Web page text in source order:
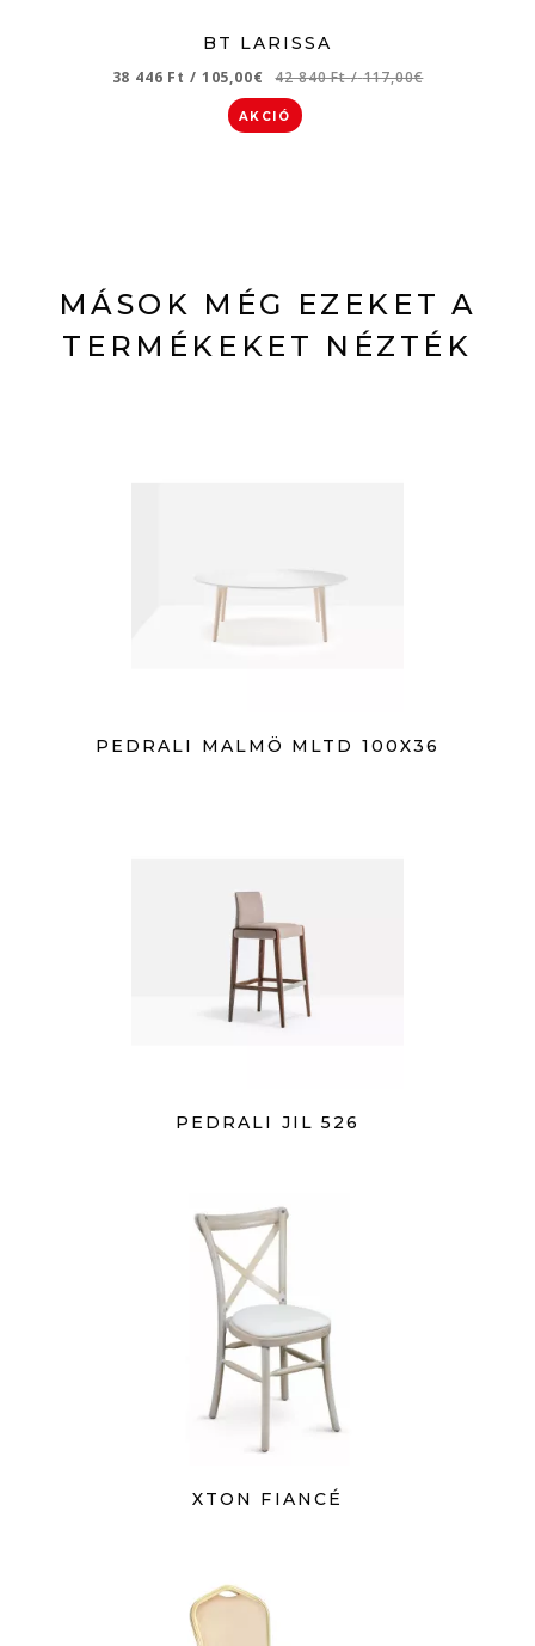
BT LARISSA
38 446 Ft / 105,00€ 42 840 Ft/ 117,00€
AKCIÓ
MÁSOK MÉG EZEKET A
TERMÉKEKET NÉZTÉK
PEDRALI MALMÖ MLTD 100X36
PEDRALI JIL 526
XTON FIANCÉ